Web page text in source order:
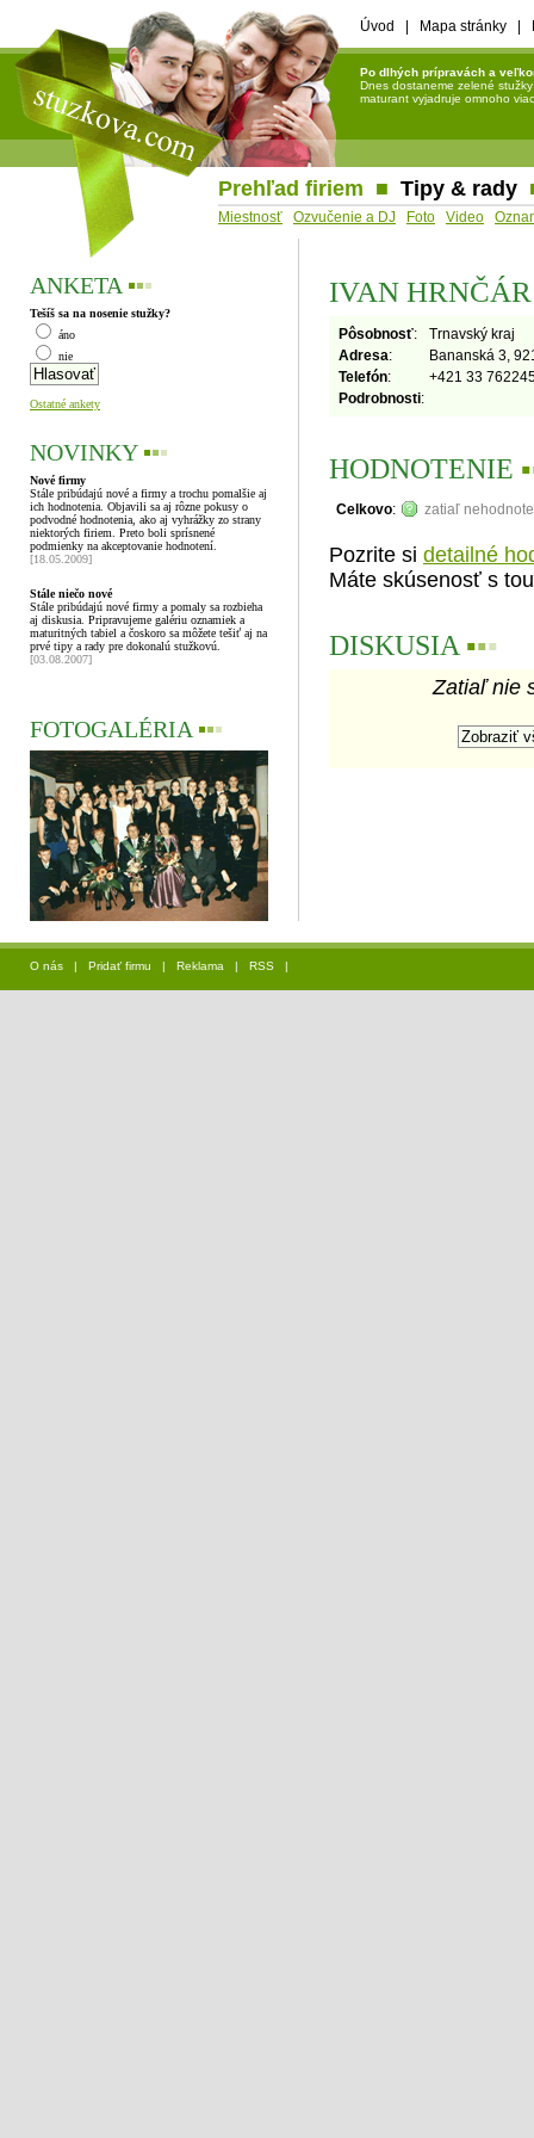
Úvod Mapa stránky
Po dlhých prípravách a
Dnes dostaneme zelené
maturant vyjadruje omnoho
Prehľad firiem ■ Tipy & rady
Miestnosť Ozvučenie a DJ Foto Video
ANKETA ▪▪▪
Tešíš sa na nosenie stužky?
áno
nie
Ostatné ankety
NOVINKY ▪▪▪
Nové firmy
Stále pribúdajú nové a firmy a trochu pomalšie aj
ich hodnotenia. Objavili sa aj rôzne pokusy o
podvodné hodnotenia, ako aj vyhrážky zo strany
niektorých firiem. Preto boli sprísnené
podmienky na akceptovanie hodnotení.
[18.05.2009]
Stále niečo nové
Stále pribúdajú nové firmy a pomaly sa rozbieha
aj diskusia. Pripravujeme galériu oznamiek a
maturitných tabiel a čoskoro sa môžete tešiť aj na
prvé tipy a rady pre dokonalú stužkovú.
[03.08.2007]
FOTOGALÉRIA ▪▪▪
IVAN
Pôsobnosť:
Trnavský kraj
Adresa:
Bananská 3,
Telefón:
+421 33
Podrobnosti:
HODNOTENIE ▪
Celkovo: zatiaľ
Pozrite si detailné
Máte skúsenosť s
DISKUSIA ▪▪▪
Zatiaľ nie
O nás | Pridať firmu | Reklama | RSS |